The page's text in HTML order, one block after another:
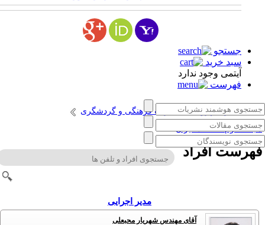
جستجو
سبد خرید
آیتمی وجود ندارد
فهرست
انتشارات پژوهشگاه میراث فرهنگی و گردشگری
علوم حفاظت ایران
افراد
مدیر اجرایی
آقای مهندس شهریار محبعلی